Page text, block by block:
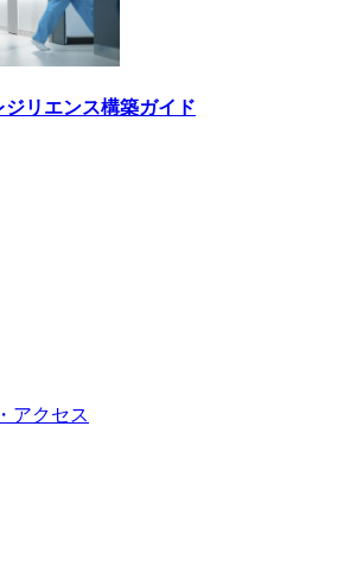
リエンス構築ガイド
アクセス